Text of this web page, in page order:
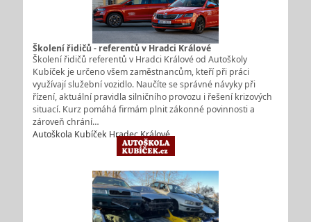
Školení řidičů - referentů v Hradci Králové
Školení řidičů referentů v Hradci Králové od Autoškoly
Kubíček je určeno všem zaměstnancům, kteří při práci
využívají služební vozidlo. Naučíte se správné návyky při
řízení, aktuální pravidla silničního provozu i řešení krizových
situací. Kurz pomáhá firmám plnit zákonné povinnosti a
zároveň chrání…
Autoškola Kubíček Hradec Králové